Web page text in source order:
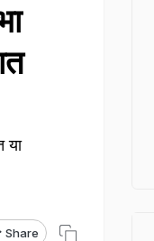
या
Share